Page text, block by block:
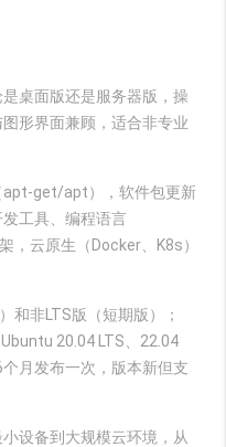
桌面版还是服务器版，操
形界面兼顾，适合非专业
apt-get/apt），软件包更新
工具、编程语言
，云原生（Docker、K8s）
和非LTS版（短期版）；
20.04 LTS、22.04
个月发布一次，版本新但支
设备到大规模云环境，从